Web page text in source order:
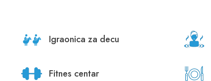
Igraonica za decu
Fitnes centar